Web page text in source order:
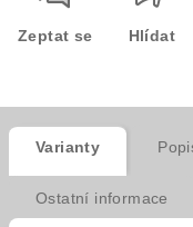
Zeptat se Hlídat
Varianty
Ostatní informace